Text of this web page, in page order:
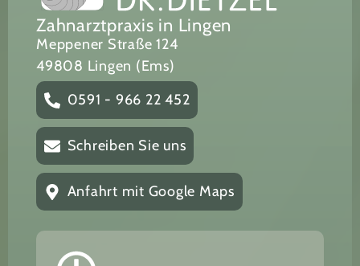
Zahnarztpraxis in Lingen
Meppener Straße 124
49808 Lingen (Ems)
0591 - 966 22 452
Schreiben Sie uns
Anfahrt mit Google Maps